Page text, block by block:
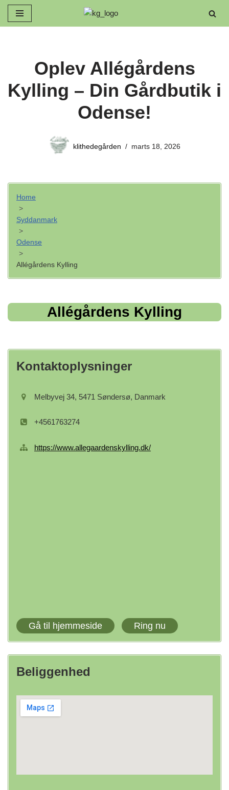
Spring
Oplev Allégårdens
Kylling – Din Gårdbutik i
Odense!
klithedegården marts 18, 2026
Home
>
Syddanmark
>
Odense
>
Allégårdens Kylling
Allégårdens Kylling
Kontaktoplysninger
Melbyvej 34, 5471 Søndersø, Danmark
+4561763274
https://www.allegaardenskylling.dk/
Gå til hjemmeside Ring nu
Beliggenhed